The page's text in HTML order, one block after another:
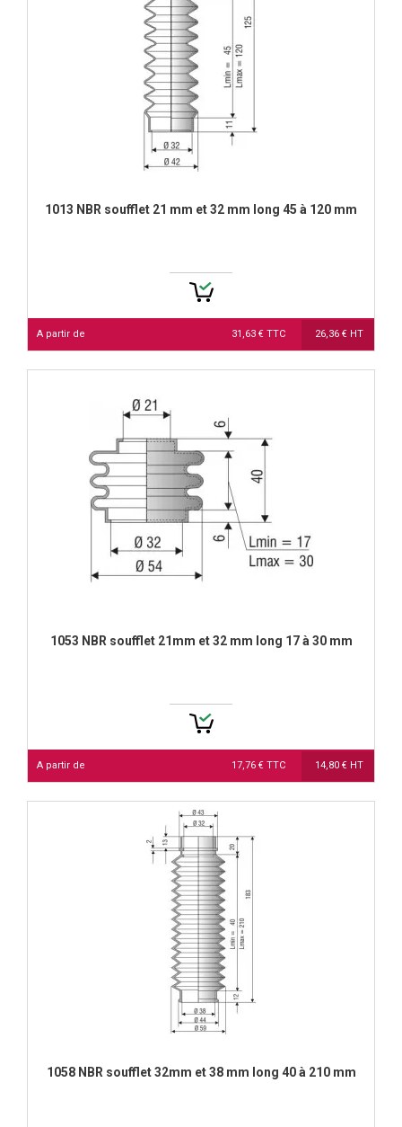
1013 NBR soufflet 21 mm et 32 mm long 45 à 120 mm
A partir de 31,63 € TTC 26,36 € HT
1053 NBR soufflet 21mm et 32 mm long 17 à 30 mm
A partir de 17,76 € TTC 14,80 € HT
1058 NBR soufflet 32mm et 38 mm long 40 à 210 mm